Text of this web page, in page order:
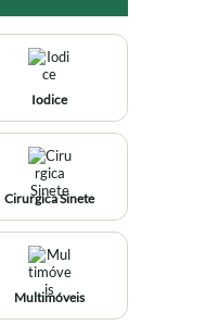
Iodice
Cirurgica Sinete
Multimóveis